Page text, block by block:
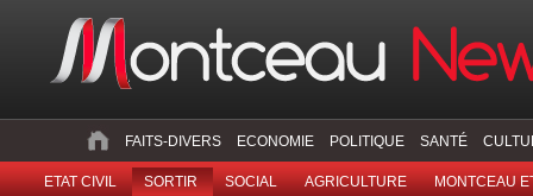
FAITS-DIVERS ECONOMIE POLITIQUE SANTÉ
ETAT CIVIL SORTIR SOCIAL AGRICULTURE MONTCEAU